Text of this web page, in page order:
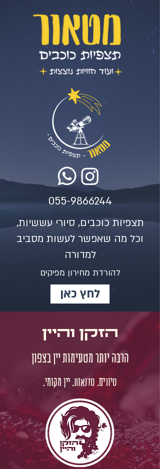
055-9866244
תצפיות כוכבים, סיורי עששיות,
וכל מה שאפשר לעשות מסביב
למדורה
להורדת מחירון מפיקים
לחץ כאן
הזקן והיין
הרבה יותר מטעימות יין בצפון
סיורים. סדנאות. יין מקומי.